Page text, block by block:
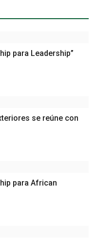
para Leadership”
se reúne con
para African